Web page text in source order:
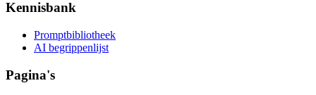
Kennisbank
Promptbibliotheek
AI begrippenlijst
Pagina's